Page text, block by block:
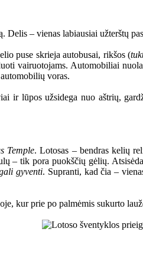
Delis – vienas labiausiai užterštų
puse skrieja autobusai, rikšos (
vairuotojams. Automobiliai
voras.
ir lūpos užsidega nuo aštrių,
Temple. Lotosas – bendras kelių
– tik pora puokščių gėlių.
gyventi. Supranti, kad čia –
kur prie po palmėmis sukurto